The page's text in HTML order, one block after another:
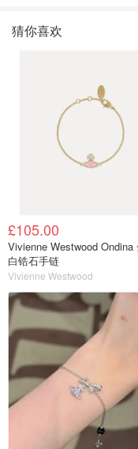
猜你喜欢
£105.00
Vivienne Westwood Ondina
白锆石手链
Vivienne Westwood